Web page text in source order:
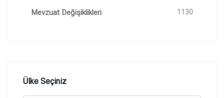
Mevzuat Değişiklikleri 1130
Ülke Seçiniz